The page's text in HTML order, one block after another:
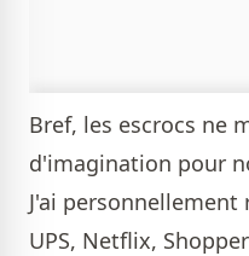
Bref, les escrocs ne
d'imagination pour
J'ai
UPS, Netflix,